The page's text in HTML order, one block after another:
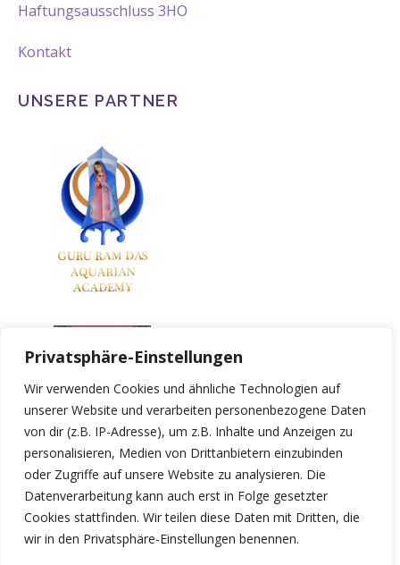
Privatsphäre-Einstellungen
Wir verwenden Cookies und ähnliche Technologien auf
unserer Website und verarbeiten personenbezogene Daten
von dir (z.B. IP-Adresse), um z.B. Inhalte und Anzeigen zu
personalisieren, Medien von Drittanbietern einzubinden
oder Zugriffe auf unsere Website zu analysieren. Die
Datenverarbeitung kann auch erst in Folge gesetzter
Cookies stattfinden. Wir teilen diese Daten mit Dritten, die
wir in den Privatsphäre-Einstellungen benennen.
Haftungsausschluss 3HO
Kontakt
UNSERE PARTNER